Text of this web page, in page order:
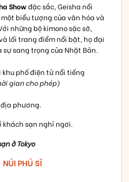
Showđặc sắc, Geisha nổi
biểu tượng của văn hóa và
những bộ kimono sặc sỡ,
lối trang điểm nổi bật, họ đại
sự sang trọng của Nhật Bản.
khu phố điện tử nổi tiếng
gian cho phép)
phương.
khách sạn nghỉ ngơi.
ở Tokyo
PHÚ SĨ